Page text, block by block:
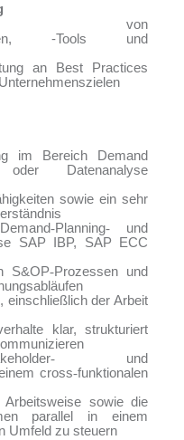
von
‑Tools und
an Best Practices
im Bereich Demand
Datenanalyse
sowie ein sehr
‑Planning‑ und
SAP IBP, SAP ECC
S&OP‑Prozessen und
einschließlich der Arbeit
klar, strukturiert
‑ und
cross‑funktionalen
Arbeitsweise sowie die
parallel in einem
Umfeld zu steuern